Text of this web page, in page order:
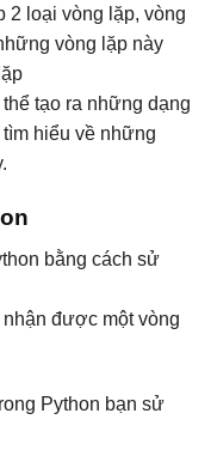
2 loại vòng lặp, vòng
vòng lặp này
thể tạo ra những dạng
hiểu về những
bằng cách sử
được một vòng
Python bạn sử